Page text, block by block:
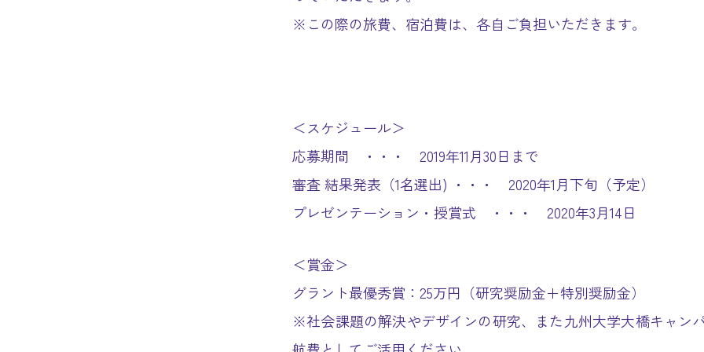
※この際の旅費、宿泊費は、各自ご負担いただきます。
＜スケジュール＞
応募期間 ・・・ 2019年11月30日まで
審査 結果発表（1名選出) ・・・ 2020年1月下旬（予定）
プレゼンテーション・授賞式 ・・・ 2020年3月14日
＜賞金＞
グラント最優秀賞：25万円（研究奨励金＋特別奨励金）
※社会課題の解決やデザインの研究、また九州大学大橋キャン